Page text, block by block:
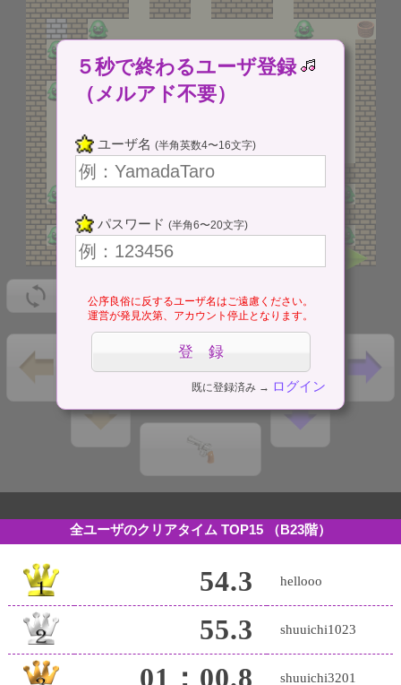
５秒で終わるユーザ登録
（メルアド不要）
ユーザ名 (半角英数4〜16文字)
パスワード (半角6〜20文字)
公序良俗に反するユーザ名はご遠慮ください。
運営が発見次第、アカウント停止となります。
既に登録済み → ログイン
全ユーザのクリアタイム TOP15 （B23階）
54.3 hellooo
55.3 shuuichi1023
01：00.8 shuuichi3201